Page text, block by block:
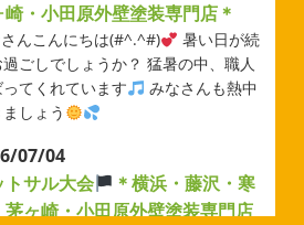
崎・小田原外壁塗装専門店＊
んこんにちは(#^.^#)
暑い日が続
ごしでしょうか？ 猛暑の中、職人
てくれています
みなさんも熱中
しょう
07/04
トサル大会
＊横浜・藤沢・寒
茅ヶ崎・小田原外壁塗装専門店